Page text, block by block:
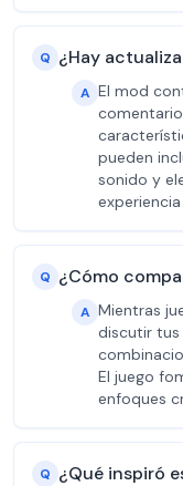
Q ¿Hay
A El mod
pueden
sonido y
Q ¿Cómo
A Mientras
discutir tus
El juego
enfoques
Q ¿Qué inspiró